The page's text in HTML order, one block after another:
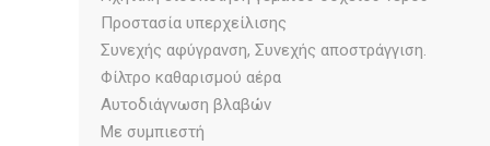
Προστασία υπερχείλισης
Συνεχής αφύγρανση, Συνεχής αποστράγγιση.
Φίλτρο καθαρισμού αέρα
Αυτοδιάγνωση βλαβών
Με συμπιεστή